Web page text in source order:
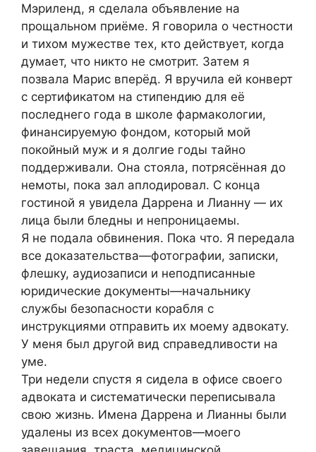
Мэриленд, я сделала объявление на
прощальном приёме. Я говорила о честности
и тихом мужестве тех, кто действует, когда
думает, что никто не смотрит. Затем я
позвала Марис вперёд. Я вручила ей конверт
с сертификатом на стипендию для её
последнего года в школе фармакологии,
финансируемую фондом, который мой
покойный муж и я долгие годы тайно
поддерживали. Она стояла, потрясённая до
немоты, пока зал аплодировал. С конца
гостиной я увидела Даррена и Лианну — их
лица были бледны и непроницаемы.
Я не подала обвинения. Пока что. Я передала
все доказательства—фотографии, записки,
флешку, аудиозаписи и неподписанные
юридические документы—начальнику
службы безопасности корабля с
инструкциями отправить их моему адвокату.
У меня был другой вид справедливости на
уме.
Три недели спустя я сидела в офисе своего
адвоката и систематически переписывала
свою жизнь. Имена Даррена и Лианны были
удалены из всех документов—моего